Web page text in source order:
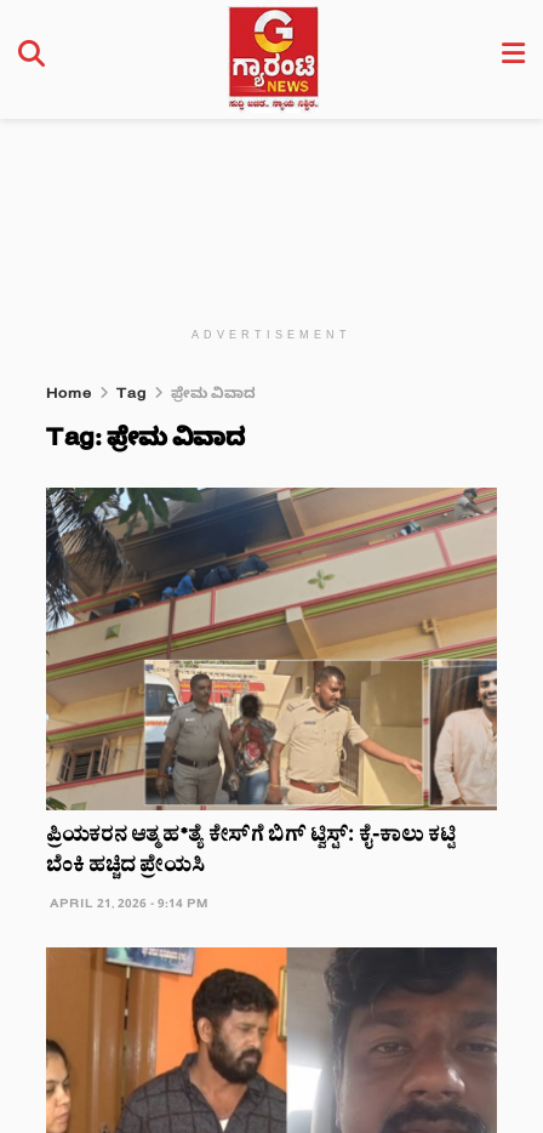
ADVERTISEMENT
Home Tag ಪ್ರೇಮ ವಿವಾದ
Tag:ಪ್ರೇಮ ವಿವಾದ
ಪ್ರಿಯಕರನ ಆತ್ಮಹ*ತ್ಯೆ ಕೇಸ್‌ಗೆ ಬಿಗ್‌ ಟ್ವಿಸ್ಟ್: ಕೈ-ಕಾಲು ಕಟ್ಟಿ
ಬೆಂಕಿ ಹಚ್ಚಿದ ಪ್ರೇಯಸಿ
APRIL 21, 2026 - 9:14 PM